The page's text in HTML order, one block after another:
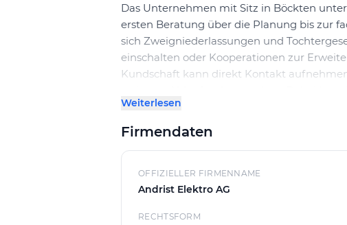
Das Unternehmen mit Sitz in Böckten
ersten Beratung über die Planung bis zur
sich Zweigniederlassungen und
einschalten oder Kooperationen zur
Kundschaft kann direkt Kontakt
Kommunikation und eine effiziente
Elektroinstallationen in Böckten werden
technische Anforderungen und
sich sowohl an private als auch
strukturierten Ablauf von der Planung bis
Weiterlesen
Firmendaten
OFFIZIELLER FIRMENNAME
Andrist Elektro AG
RECHTSFORM